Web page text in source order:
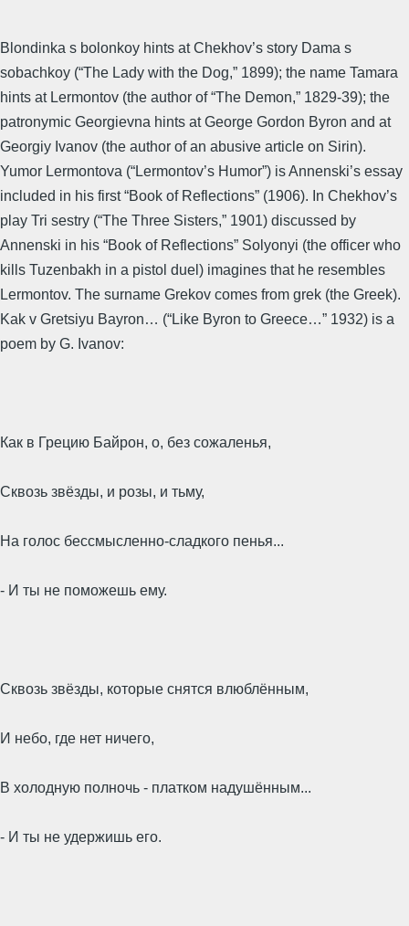
Blondinka s bolonkoy hints at Chekhov’s story Dama s
sobachkoy (“The Lady with the Dog,” 1899); the name Tamara
hints at Lermontov (the author of “The Demon,” 1829-39); the
patronymic Georgievna hints at George Gordon Byron and at
Georgiy Ivanov (the author of an abusive article on Sirin).
Yumor Lermontova (“Lermontov’s Humor”) is Annenski’s essay
included in his first “Book of Reflections” (1906). In Chekhov’s
play Tri sestry (“The Three Sisters,” 1901) discussed by
Annenski in his “Book of Reflections” Solyonyi (the officer who
kills Tuzenbakh in a pistol duel) imagines that he resembles
Lermontov. The surname Grekov comes from grek (the Greek).
Kak v Gretsiyu Bayron… (“Like Byron to Greece…” 1932) is a
poem by G. Ivanov:
Как в Грецию Байрон, о, без сожаленья,
Сквозь звёзды, и розы, и тьму,
На голос бессмысленно-сладкого пенья...
- И ты не поможешь ему.
Сквозь звёзды, которые снятся влюблённым,
И небо, где нет ничего,
В холодную полночь - платком надушённым...
- И ты не удержишь его.